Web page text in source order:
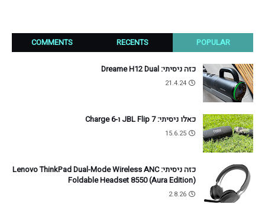
POPULAR
RECENTS
COMMENTS
כזה ניסיתי: Dreame H12 Dual
21.4.24
כאלו ניסיתי: JBL Flip 7 ו-Charge 6
15.6.25
כזה ניסיתי: Lenovo ThinkPad Dual-Mode Wireless ANC
Foldable Headset 8550 (Aura Edition)
2.8.26